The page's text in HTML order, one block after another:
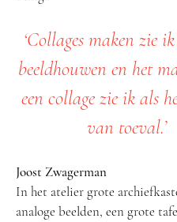
‘Collages maken zie
beeldhouwen en het
een collage zie ik als
van toeval.’
Joost Zwagerman
In het atelier grote
analoge beelden, een grote